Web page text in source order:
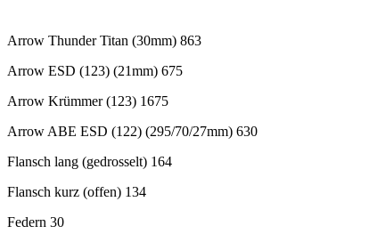
Arrow Thunder Titan (30mm) 863
Arrow ESD (123) (21mm) 675
Arrow Krümmer (123) 1675
Arrow ABE ESD (122) (295/70/27mm) 630
Flansch lang (gedrosselt) 164
Flansch kurz (offen) 134
Federn 30